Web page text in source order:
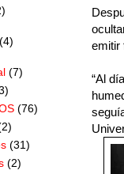
emitir
“Al
(4)
(7)
(76)
(31)
(2)